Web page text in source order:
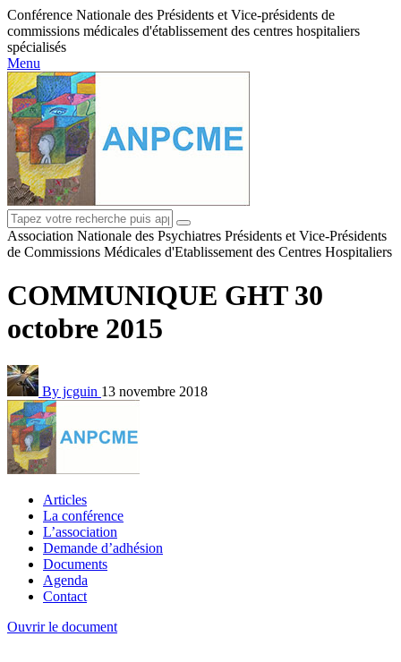
Conférence Nationale des Présidents et Vice-présidents de
commissions médicales d'établissement des centres hospitaliers
spécialisés
Menu
Association Nationale des Psychiatres Présidents et Vice-Présidents
de Commissions Médicales d'Etablissement des Centres Hospitaliers
COMMUNIQUE GHT 30
octobre 2015
By jcguin 13 novembre 2018
Articles
La conférence
L’association
Demande d’adhésion
Documents
Agenda
Contact
Ouvrir le document